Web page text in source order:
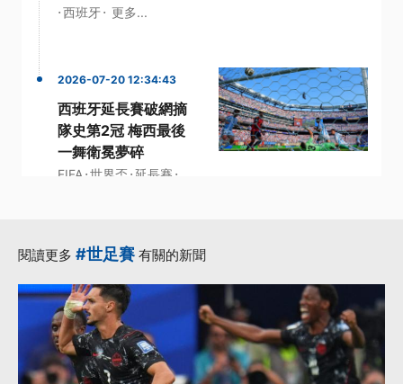
·西班牙· 更多...
2026-07-20 12:34:43
西班牙延長賽破網摘
隊史第2冠 梅西最後
一舞衛冕夢碎
FIFA ·世界盃·延長賽 ·
閱讀更多 #世足賽 有關的新聞